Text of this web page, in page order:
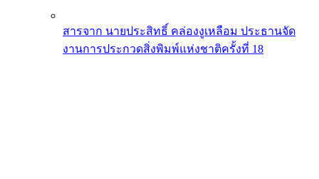
สารจาก นายประสิทธิ์ คล่องงูเหลือม ประธานจัด
งานการประกวดสิ่งพิมพ์แห่งชาติครั้งที่ 18